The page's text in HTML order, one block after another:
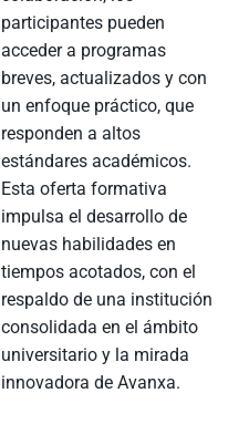
participantes pueden
acceder a programas
breves, actualizados y con
un enfoque práctico, que
responden a altos
estándares académicos.
Esta oferta formativa
impulsa el desarrollo de
nuevas habilidades en
tiempos acotados, con el
respaldo de una institución
consolidada en el ámbito
universitario y la mirada
innovadora de Avanxa.